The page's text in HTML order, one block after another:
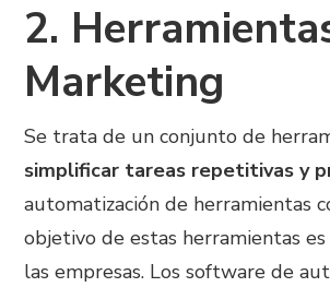
2.
Marketing
Se trata de un conjunto de
simplificar tareas repetitivas y
automatización de herramientas
objetivo de estas herramientas
las empresas. Los software de